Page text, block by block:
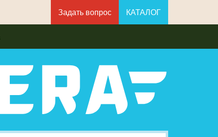
Задать вопрос КАТАЛОГ